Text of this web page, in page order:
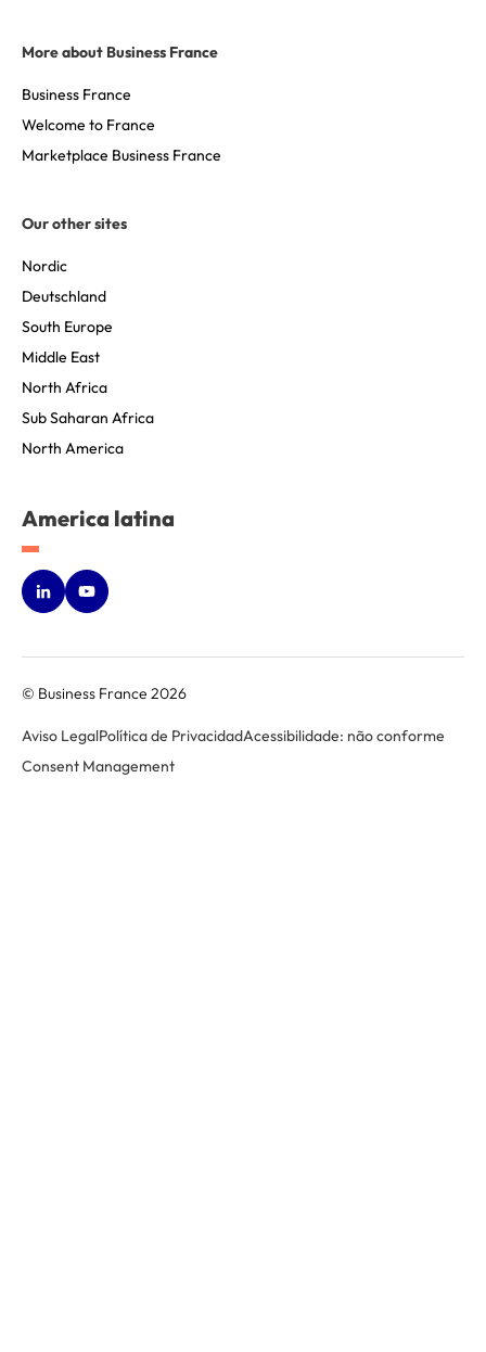
More about Business France
Business France
Welcome to France
Marketplace Business France
Our other sites
Nordic
Deutschland
South Europe
Middle East
North Africa
Sub Saharan Africa
North America
America latina
© Business France 2026
Aviso LegalPolítica de PrivacidadAcessibilidade: não conforme
Consent Management